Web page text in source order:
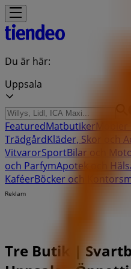
Du är här:
Uppsala
FeaturedMatbutikerMöbler
TrädgårdKläder, Skor och
VitvarorSportBilar och
och ParfymApotek och
KaféerBöcker och
Reklam
Tre Butik |